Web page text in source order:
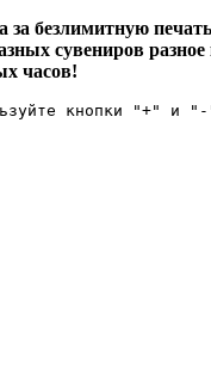
за безлимитную
сувениров разное
часов!